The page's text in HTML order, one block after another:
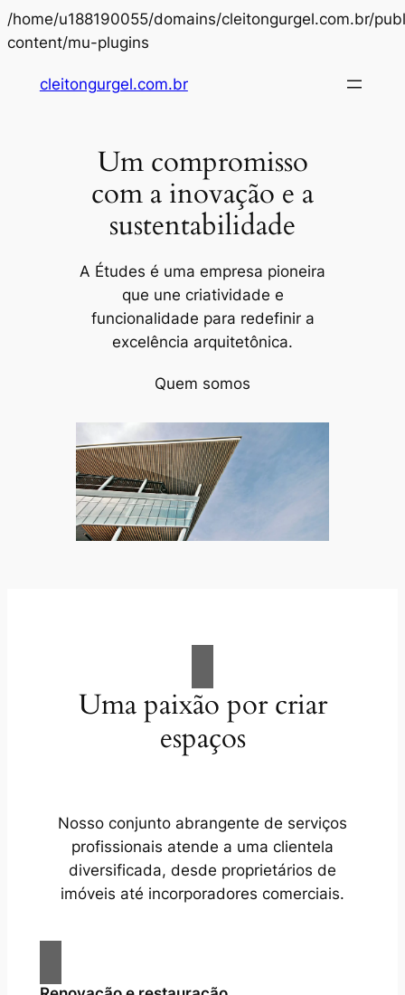
/home/u188190055/domains/cleitongurgel.com.br/
content/mu-plugins
o
cleitongurgel.com.br
Um compromisso
com a inovação e a
sustentabilidade
A Études é uma empresa pioneira
que une criatividade e
funcionalidade para redefinir a
excelência arquitetônica.
Quem somos
Uma paixão por criar
espaços
Nosso conjunto abrangente de serviços
profissionais atende a uma clientela
diversificada, desde proprietários de
imóveis até incorporadores comerciais.